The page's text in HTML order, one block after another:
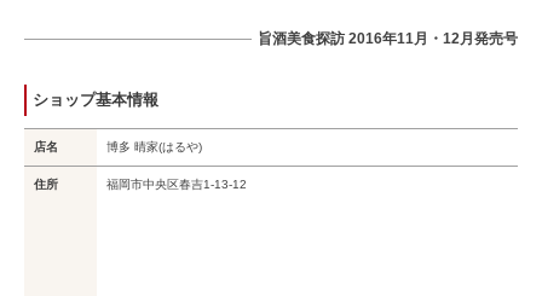
旨酒美食探訪 2016年11月・12月発売号
ショップ基本情報
店名 博多 晴家(はるや)
住所 福岡市中央区春吉1-13-12